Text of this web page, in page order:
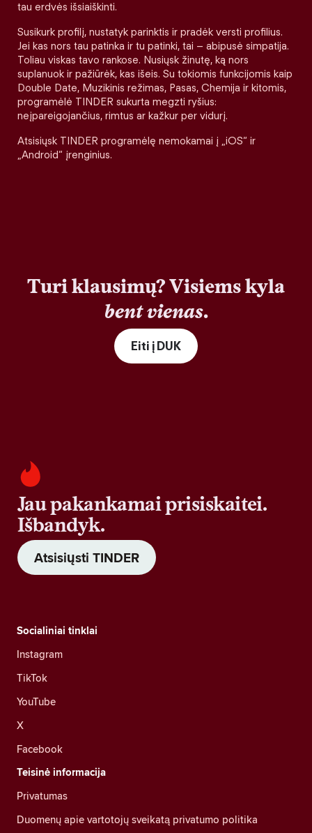
tau erdvės išsiaiškinti.
Susikurk profilį, nustatyk parinktis ir pradėk versti profilius.
Jei kas nors tau patinka ir tu patinki, tai – abipusė simpatija.
Toliau viskas tavo rankose. Nusiųsk žinutę, ką nors
suplanuok ir pažiūrėk, kas išeis. Su tokiomis funkcijomis kaip
Double Date, Muzikinis režimas, Pasas, Chemija ir kitomis,
programėlė TINDER sukurta megzti ryšius:
neįpareigojančius, rimtus ar kažkur per vidurį.
Atsisiųsk TINDER programėlę nemokamai į „iOS“ ir
„Android“ įrenginius.
Turi klausimų? Visiems kyla
bent vienas.
Eiti į DUK
Jau pakankamai prisiskaitei.
Išbandyk.
Atsisiųsti TINDER
Socialiniai tinklai
Instagram
TikTok
YouTube
X
Facebook
Teisinė informacija
Privatumas
Duomenų apie vartotojų sveikatą privatumo politika